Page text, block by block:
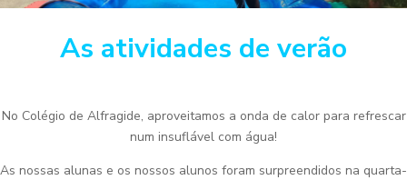
As atividades de verão
No Colégio de Alfragide, aproveitamos a onda de calor para refrescar
num insuflável com água!
As nossas alunas e os nossos alunos foram surpreendidos na quarta-